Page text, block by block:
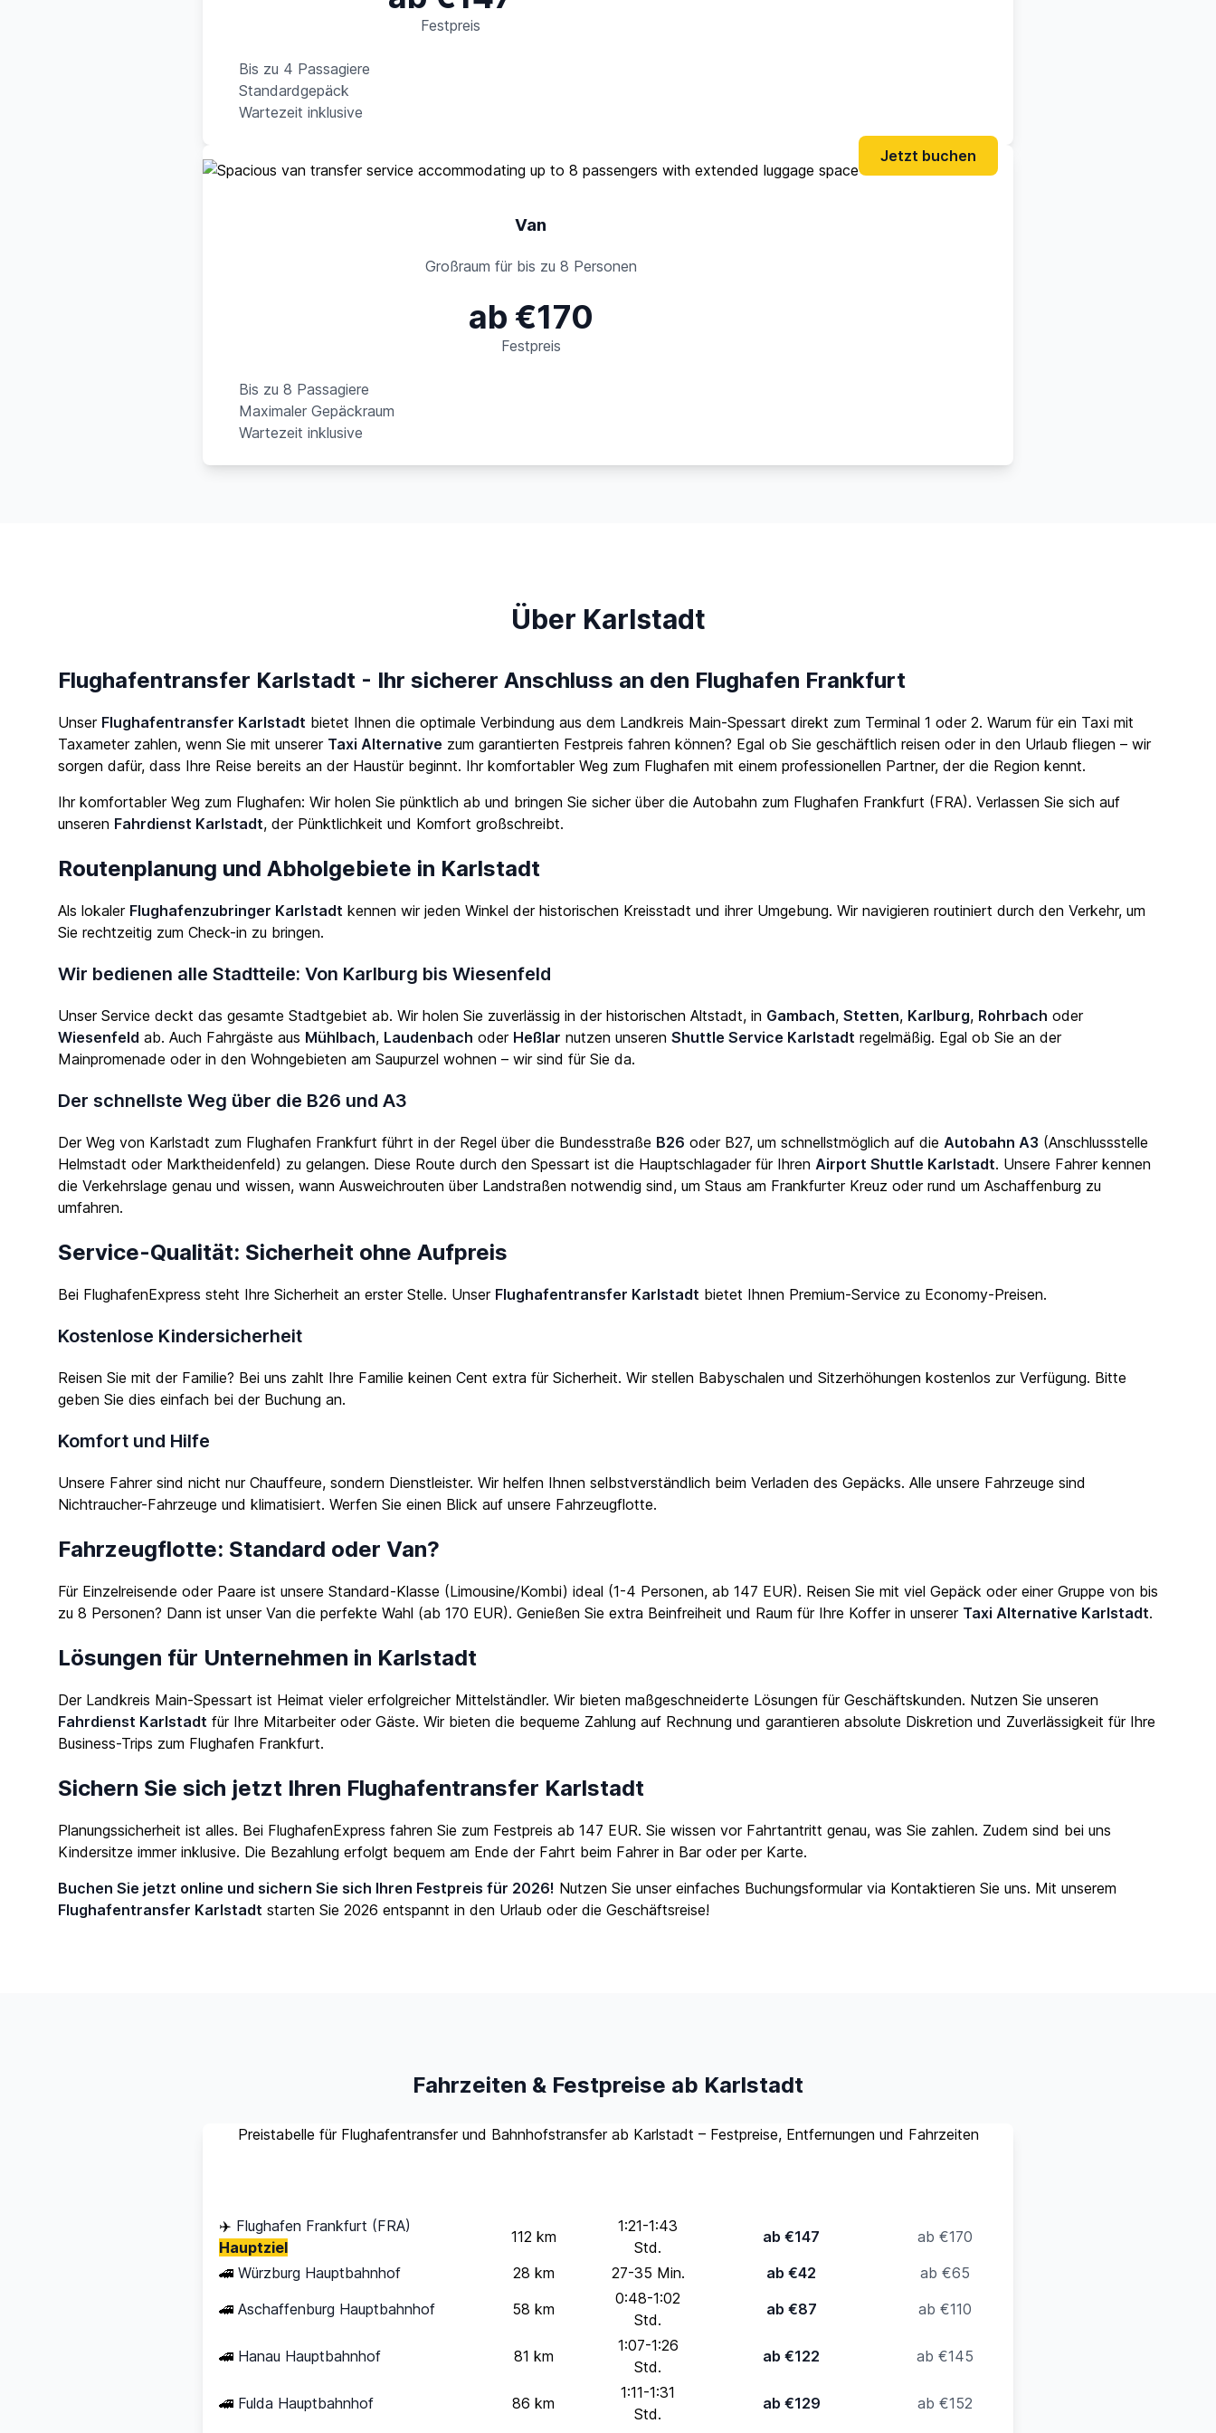
Festpreis
Bis zu 4 Passagiere
Standardgepäck
Wartezeit inklusive
Van
Großraum für bis zu 8 Personen
ab €170
Festpreis
Bis zu 8 Passagiere
Maximaler Gepäckraum
Wartezeit inklusive
Jetzt buchen
Über Karlstadt
Flughafentransfer Karlstadt - Ihr sicherer Anschluss an den Flughafen Frankfurt
Unser Flughafentransfer Karlstadt bietet Ihnen die optimale Verbindung aus dem Landkreis Main-Spessart direkt zum Terminal 1 oder 2. Warum für ein Taxi mit
Taxameter zahlen, wenn Sie mit unserer Taxi Alternative zum garantierten Festpreis fahren können? Egal ob Sie geschäftlich reisen oder in den Urlaub fliegen – wir
sorgen dafür, dass Ihre Reise bereits an der Haustür beginnt. Ihr komfortabler Weg zum Flughafen mit einem professionellen Partner, der die Region kennt.
Ihr komfortabler Weg zum Flughafen: Wir holen Sie pünktlich ab und bringen Sie sicher über die Autobahn zum Flughafen Frankfurt (FRA). Verlassen Sie sich auf
unseren Fahrdienst Karlstadt, der Pünktlichkeit und Komfort großschreibt.
Routenplanung und Abholgebiete in Karlstadt
Als lokaler Flughafenzubringer Karlstadt kennen wir jeden Winkel der historischen Kreisstadt und ihrer Umgebung. Wir navigieren routiniert durch den Verkehr, um
Sie rechtzeitig zum Check-in zu bringen.
Wir bedienen alle Stadtteile: Von Karlburg bis Wiesenfeld
Unser Service deckt das gesamte Stadtgebiet ab. Wir holen Sie zuverlässig in der historischen Altstadt, in Gambach, Stetten, Karlburg, Rohrbach oder
Wiesenfeld ab. Auch Fahrgäste aus Mühlbach, Laudenbach oder Heßlar nutzen unseren Shuttle Service Karlstadt regelmäßig. Egal ob Sie an der
Mainpromenade oder in den Wohngebieten am Saupurzel wohnen – wir sind für Sie da.
Der schnellste Weg über die B26 und A3
Der Weg von Karlstadt zum Flughafen Frankfurt führt in der Regel über die Bundesstraße B26 oder B27, um schnellstmöglich auf die Autobahn A3 (Anschlussstelle
Helmstadt oder Marktheidenfeld) zu gelangen. Diese Route durch den Spessart ist die Hauptschlagader für Ihren Airport Shuttle Karlstadt. Unsere Fahrer kennen
die Verkehrslage genau und wissen, wann Ausweichrouten über Landstraßen notwendig sind, um Staus am Frankfurter Kreuz oder rund um Aschaffenburg zu
umfahren.
Service-Qualität: Sicherheit ohne Aufpreis
Bei FlughafenExpress steht Ihre Sicherheit an erster Stelle. Unser Flughafentransfer Karlstadt bietet Ihnen Premium-Service zu Economy-Preisen.
Kostenlose Kindersicherheit
Reisen Sie mit der Familie? Bei uns zahlt Ihre Familie keinen Cent extra für Sicherheit. Wir stellen Babyschalen und Sitzerhöhungen kostenlos zur Verfügung. Bitte
geben Sie dies einfach bei der Buchung an.
Komfort und Hilfe
Unsere Fahrer sind nicht nur Chauffeure, sondern Dienstleister. Wir helfen Ihnen selbstverständlich beim Verladen des Gepäcks. Alle unsere Fahrzeuge sind
Nichtraucher-Fahrzeuge und klimatisiert. Werfen Sie einen Blick auf unsere Fahrzeugflotte.
Fahrzeugflotte: Standard oder Van?
Für Einzelreisende oder Paare ist unsere Standard-Klasse (Limousine/Kombi) ideal (1-4 Personen, ab 147 EUR). Reisen Sie mit viel Gepäck oder einer Gruppe von bis
zu 8 Personen? Dann ist unser Van die perfekte Wahl (ab 170 EUR). Genießen Sie extra Beinfreiheit und Raum für Ihre Koffer in unserer Taxi Alternative Karlstadt.
Lösungen für Unternehmen in Karlstadt
Der Landkreis Main-Spessart ist Heimat vieler erfolgreicher Mittelständler. Wir bieten maßgeschneiderte Lösungen für Geschäftskunden. Nutzen Sie unseren
Fahrdienst Karlstadt für Ihre Mitarbeiter oder Gäste. Wir bieten die bequeme Zahlung auf Rechnung und garantieren absolute Diskretion und Zuverlässigkeit für Ihre
Business-Trips zum Flughafen Frankfurt.
Sichern Sie sich jetzt Ihren Flughafentransfer Karlstadt
Planungssicherheit ist alles. Bei FlughafenExpress fahren Sie zum Festpreis ab 147 EUR. Sie wissen vor Fahrtantritt genau, was Sie zahlen. Zudem sind bei uns
Kindersitze immer inklusive. Die Bezahlung erfolgt bequem am Ende der Fahrt beim Fahrer in Bar oder per Karte.
Buchen Sie jetzt online und sichern Sie sich Ihren Festpreis für 2026! Nutzen Sie unser einfaches Buchungsformular via Kontaktieren Sie uns. Mit unserem
Flughafentransfer Karlstadt starten Sie 2026 entspannt in den Urlaub oder die Geschäftsreise!
Fahrzeiten & Festpreise ab Karlstadt
Preistabelle für Flughafentransfer und Bahnhofstransfer ab Karlstadt – Festpreise, Entfernungen und Fahrzeiten
✈️ Flughafen Frankfurt (FRA)
Hauptziel
112 km
1:21-1:43
Std.
ab €147
ab €170
🚄 Würzburg Hauptbahnhof 28 km 27-35 Min. ab €42
ab €65
🚄 Aschaffenburg Hauptbahnhof 58 km
0:48-1:02
Std.
ab €87 ab €110
🚄 Hanau Hauptbahnhof 81 km
1:07-1:26
Std.
ab €122 ab €145
🚄 Fulda Hauptbahnhof 86 km
1:11-1:31
Std.
ab €129
ab €152